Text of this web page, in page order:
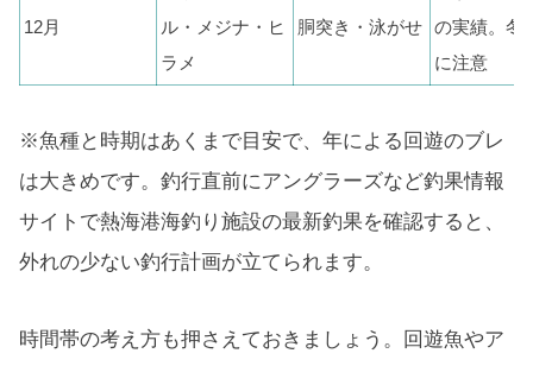
12月
ル・メジナ・ヒ
ラメ
胴突き・泳がせ の実績。冬
に注意
※魚種と時期はあくまで目安で、年による回遊のブレ
は大きめです。釣行直前にアングラーズなど釣果情報
サイトで熱海港海釣り施設の最新釣果を確認すると、
外れの少ない釣行計画が立てられます。
時間帯の考え方も押さえておきましょう。回遊魚やア